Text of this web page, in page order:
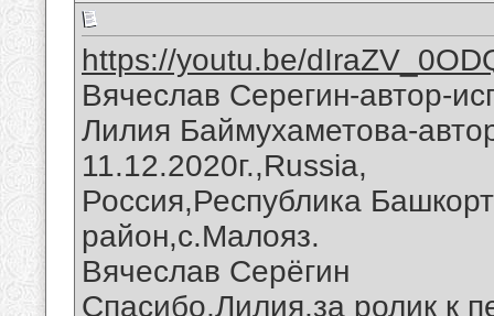
https://youtu.be/
Вячеслав Серегин-автор-
Лилия Баймухаметова-
11.12.2020г.,Russia,
Россия,Республика
район,с.Малояз.
Вячеслав Серёгин
Спасибо,Лилия,за ролик к